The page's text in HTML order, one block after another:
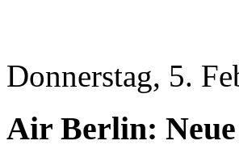
Donnerstag, 5.
Air Berlin: Neue